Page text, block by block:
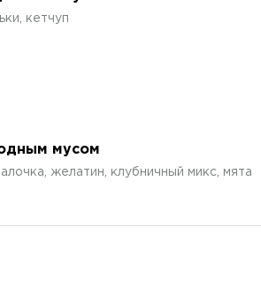
кетчуп
мусом
желатин, клубничный микс, мята